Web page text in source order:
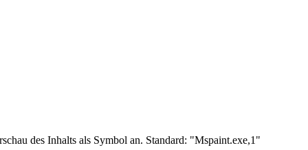
des Inhalts als Symbol an. Standard: "Mspaint.exe,1"